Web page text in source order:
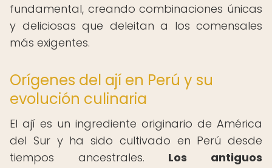
fundamental, creando combinaciones únicas
y deliciosas que deleitan a los comensales
más exigentes.
Orígenes del ají en Perú y su
evolución culinaria
El ají es un ingrediente originario de América
del Sur y ha sido cultivado en Perú desde
tiempos ancestrales. Los antiguos